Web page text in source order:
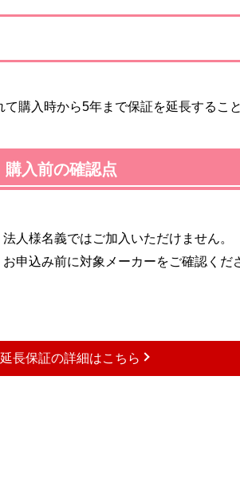
購入時から5年まで保証を延長するこ
購入前の確認点
人様名義ではご加入いただけません。
お申込み前に対象メーカーをご確認くだ
長保証の詳細はこちら